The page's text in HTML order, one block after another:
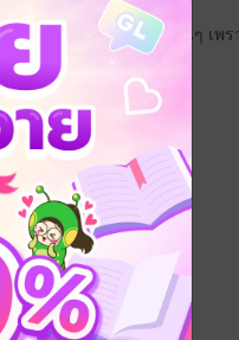
เธอไม่ได้
พันธ์มักจบลงในเวลาสั้นๆ เพร
อย่าง